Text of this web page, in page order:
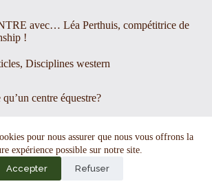
pour nous assurer que nous vous offrons la
expérience possible sur notre site.
Accepter
Refuser
avec… Léa Perthuis, compétitrice de
!
, Disciplines western
qu’un centre équestre?
Mentions légales